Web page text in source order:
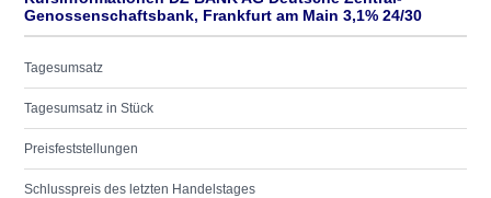
Genossenschaftsbank, Frankfurt am Main 3,1% 24/30
Tagesumsatz
Tagesumsatz in Stück
Preisfeststellungen
Schlusspreis des letzten Handelstages